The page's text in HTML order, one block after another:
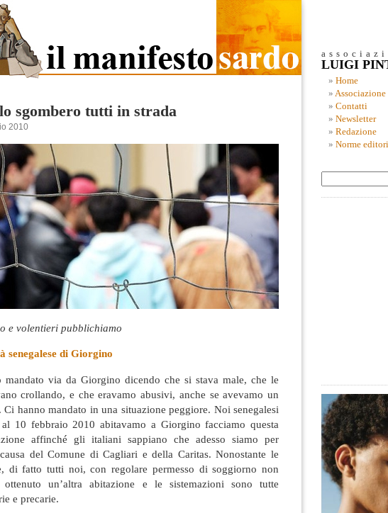
sgombero tutti in strada
2010
e volentieri pubblichiamo
senegalese di Giorgino
mandato via da Giorgino dicendo che si stava male, che le
crollando, e che eravamo abusivi, anche se avevamo un
Ci hanno mandato in una situazione peggiore. Noi senegalesi
10 febbraio 2010 abitavamo a Giorgino facciamo questa
affinché gli italiani sappiano che adesso siamo per
del Comune di Cagliari e della Caritas. Nonostante le
di fatto tutti noi, con regolare permesso di soggiorno non
ottenuto un’altra abitazione e le sistemazioni sono tutte
e precarie.
LUIGI
Home
Associazione
Contatti
Newsletter
Redazione
Norme